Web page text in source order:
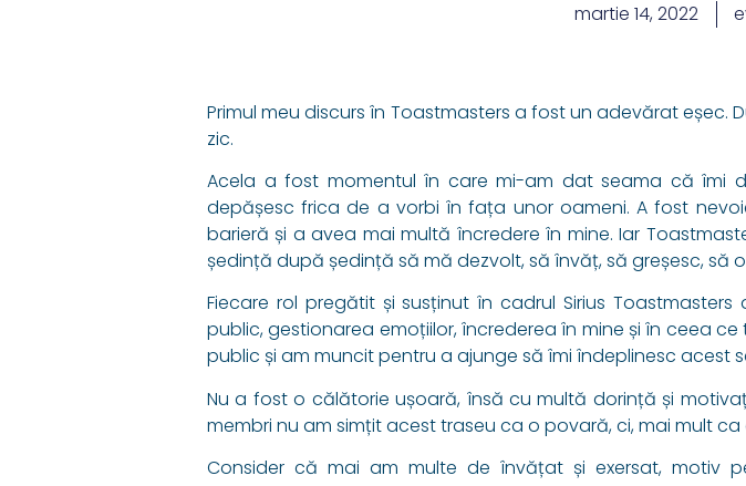
martie 14, 2022
Primul meu discurs în Toastmasters a fost un adevărat
zic.
Acela a fost momentul în care mi-am dat seama că îmi
depășesc frica de a vorbi în fața unor oameni. A fost
barieră și a avea mai multă încredere în mine. Iar
ședință după ședință să mă dezvolt, să învăț, să greșesc, să
Fiecare rol pregătit și susținut în cadrul Sirius
public, gestionarea emoțiilor, încrederea în mine și în ceea
public și am muncit pentru a ajunge să îmi îndeplinesc acest
Nu a fost o călătorie ușoară, însă cu multă dorință și
membri nu am simțit acest traseu ca o povară, ci, mai mult
Consider că mai am multe de învățat și exersat, motiv